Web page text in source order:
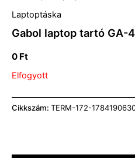
Laptoptáska
Gabol laptop tartó GA-
0 Ft
Elfogyott
Cikkszám: TERM-172-